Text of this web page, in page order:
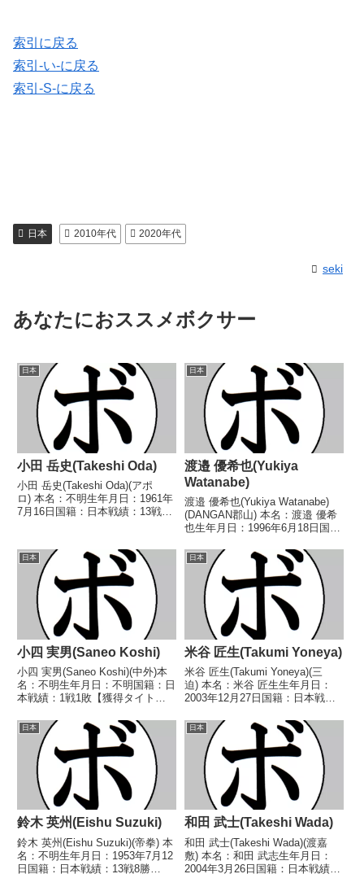
索引に戻る
索引-い-に戻る
索引-S-に戻る
日本 2010年代 2020年代
seki
あなたにおススメボクサー
日本
小田 岳史(Takeshi Oda)
小田 岳史(Takeshi Oda)(アポ
ロ) 本名：不明生年月日：1961年
7月16日国籍：日本戦績：13戦3
ェザー級新人王予選1984/07/07
●4R判定 (採...
日本
渡邉 優希也(Yukiya
Watanabe)
渡邉 優希也(Yukiya Watanabe)
(DANGAN郡山) 本名：渡邉 優希
也生年月日：1996年6月18日国
分 【獲得タイトル】なし 【戦
歴】2024/12/20 ○4RTKO 川村
勝也(石...
日本
小四 実男(Saneo Koshi)
小四 実男(Saneo Koshi)(中外)本
名：不明生年月日：不明国籍：日
本戦績：1戦1敗【獲得タイト
●2R棄権 高松 弘數(いすじ)【補
足情報】・戦績/戦歴は判明済み
のもののみ記載。・BoxRecに...
日本
米谷 匠生(Takumi Yoneya)
米谷 匠生(Takumi Yoneya)(三
迫) 本名：米谷 匠生生年月日：
2003年12月27日国籍：日本戦
し 【戦歴】2023/09/25
●3RTKO 和田 武志(渡嘉
敷)■2025年度東日本ミニマム級...
日本
鈴木 英州(Eishu Suzuki)
鈴木 英州(Eishu Suzuki)(帝拳) 本
名：不明生年月日：1953年7月12
日国籍：日本戦績：13戦8勝
日本
和田 武士(Takeshi Wada)
和田 武士(Takeshi Wada)(渡嘉
敷) 本名：和田 武志生年月日：
2004年3月26日国籍：日本戦績：